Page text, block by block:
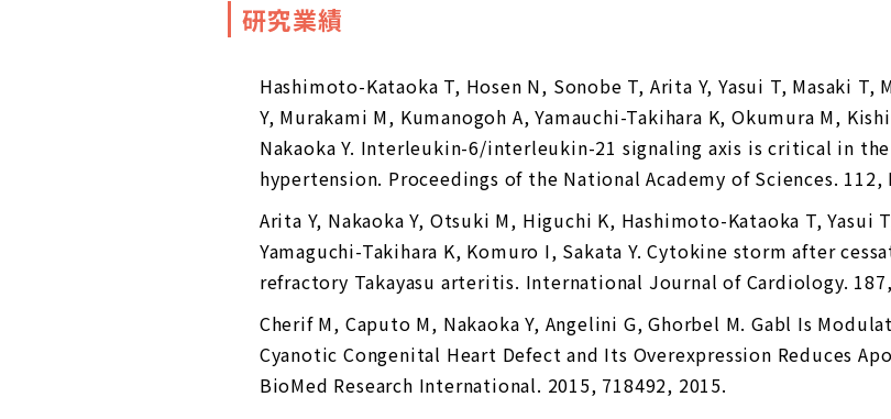
研究業績
Hashimoto-Kataoka T, Hosen N, Sonobe T, Arita Y, Yasui T, Masaki T,
Y, Murakami M, Kumanogoh A, Yamauchi-Takihara K, Okumura M,
Nakaoka Y. Interleukin-6/interleukin-21 signaling axis is critical in
hypertension. Proceedings of the National Academy of Sciences. 112,
Arita Y, Nakaoka Y, Otsuki M, Higuchi K, Hashimoto-Kataoka T, Yasui
Yamaguchi-Takihara K, Komuro I, Sakata Y. Cytokine storm after
refractory Takayasu arteritis. International Journal of Cardiology.
Cherif M, Caputo M, Nakaoka Y, Angelini G, Ghorbel M. Gabl Is
Cyanotic Congenital Heart Defect and Its Overexpression Reduces
BioMed Research International. 2015, 718492, 2015.